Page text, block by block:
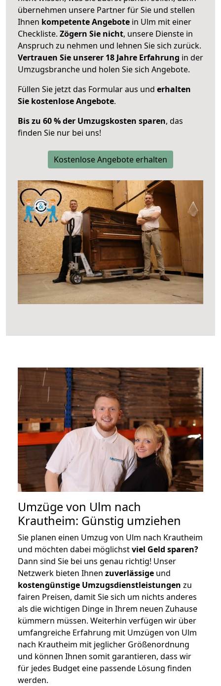
übernehmen unsere Partner für Sie und stellen
Ihnen kompetente Angebote in Ulm mit einer
Checkliste. Zögern Sie nicht, unsere Dienste in
Anspruch zu nehmen und lehnen Sie sich zurück.
Vertrauen Sie unserer 18 Jahre Erfahrung in der
Umzugsbranche und holen Sie sich Angebote.
Füllen Sie jetzt das Formular aus und erhalten
Sie kostenlose Angebote.
Bis zu 60 % der Umzugskosten sparen, das
finden Sie nur bei uns!
Kostenlose Angebote erhalten
Umzüge von Ulm nach
Krautheim: Günstig umziehen
Sie planen einen Umzug von Ulm nach Krautheim
und möchten dabei möglichstviel Geld sparen?
Dann sind Sie bei uns genau richtig! Unser
Netzwerk bieten Ihnen zuverlässige und
kostengünstige Umzugsdienstleistungen zu
fairen Preisen, damit Sie sich um nichts anderes
als die wichtigen Dinge in Ihrem neuen Zuhause
kümmern müssen. Weiterhin verfügen wir über
umfangreiche Erfahrung mit Umzügen von Ulm
nach Krautheim mit jeglicher Größenordnung
und können Ihnen somit garantieren, dass wir
für jedes Budget eine passende Lösung finden
werden.